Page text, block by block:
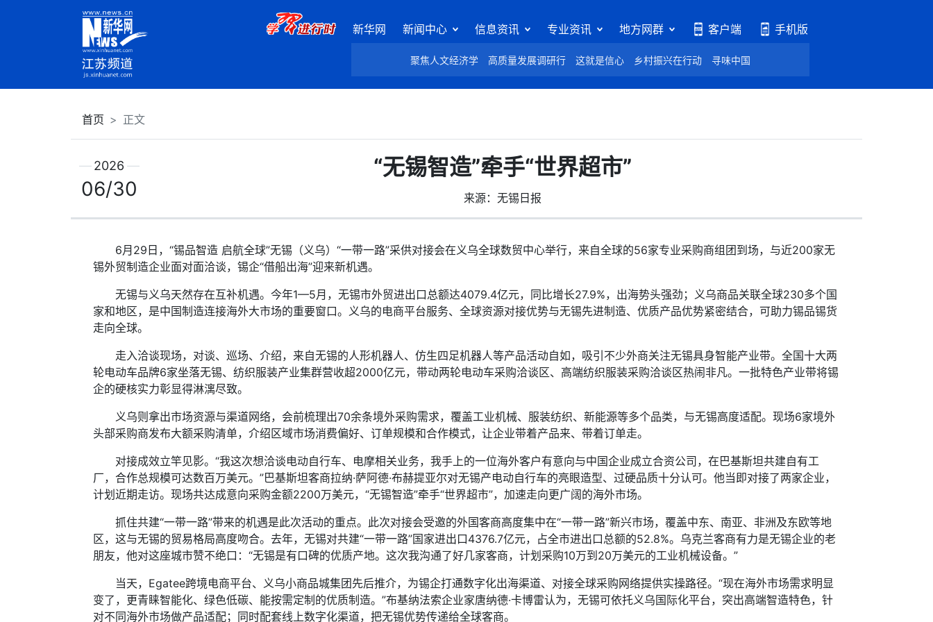
新华网 新闻中心 信息资讯 专业资讯 地方网群 客户端 手机版
聚焦人文经济学 高质量发展调研行 这就是信心 乡村振兴在行动 寻味中国
首页 正文
“无锡智造”牵手“世界超市”
来源：无锡日报
2026
06/30
6月29日，“锡品智造 启航全球”无锡（义乌）“一带一路”采供对接会在义乌全球数贸中心举行，来自全球的56家专业采购商组团到场，与近200家无
锡外贸制造企业面对面洽谈，锡企“借船出海”迎来新机遇。
无锡与义乌天然存在互补机遇。今年1—5月，无锡市外贸进出口总额达4079.4亿元，同比增长27.9%，出海势头强劲；义乌商品关联全球230多个国
家和地区，是中国制造连接海外大市场的重要窗口。义乌的电商平台服务、全球资源对接优势与无锡先进制造、优质产品优势紧密结合，可助力锡品锡货
走向全球。
走入洽谈现场，对谈、巡场、介绍，来自无锡的人形机器人、仿生四足机器人等产品活动自如，吸引不少外商关注无锡具身智能产业带。全国十大两
轮电动车品牌6家坐落无锡、纺织服装产业集群营收超2000亿元，带动两轮电动车采购洽谈区、高端纺织服装采购洽谈区热闹非凡。一批特色产业带将锡
企的硬核实力彰显得淋漓尽致。
义乌则拿出市场资源与渠道网络，会前梳理出70余条境外采购需求，覆盖工业机械、服装纺织、新能源等多个品类，与无锡高度适配。现场6家境外
头部采购商发布大额采购清单，介绍区域市场消费偏好、订单规模和合作模式，让企业带着产品来、带着订单走。
对接成效立竿见影。“我这次想洽谈电动自行车、电摩相关业务，我手上的一位海外客户有意向与中国企业成立合资公司，在巴基斯坦共建自有工
厂，合作总规模可达数百万美元。”巴基斯坦客商拉纳·萨阿德·布赫提亚尔对无锡产电动自行车的亮眼造型、过硬品质十分认可。他当即对接了两家企业，
计划近期走访。现场共达成意向采购金额2200万美元，“无锡智造”牵手“世界超市”，加速走向更广阔的海外市场。
抓住共建“一带一路”带来的机遇是此次活动的重点。此次对接会受邀的外国客商高度集中在“一带一路”新兴市场，覆盖中东、南亚、非洲及东欧等地
区，这与无锡的贸易格局高度吻合。去年，无锡对共建“一带一路”国家进出口4376.7亿元，占全市进出口总额的52.8%。乌克兰客商有力是无锡企业的老
朋友，他对这座城市赞不绝口：“无锡是有口碑的优质产地。这次我沟通了好几家客商，计划采购10万到20万美元的工业机械设备。”
当天，Egatee跨境电商平台、义乌小商品城集团先后推介，为锡企打通数字化出海渠道、对接全球采购网络提供实操路径。“现在海外市场需求明显
变了，更青睐智能化、绿色低碳、能按需定制的优质制造。”布基纳法索企业家唐纳德·卡博雷认为，无锡可依托义乌国际化平台，突出高端智造特色，针
对不同海外市场做产品适配；同时配套线上数字化渠道，把无锡优势传递给全球客商。